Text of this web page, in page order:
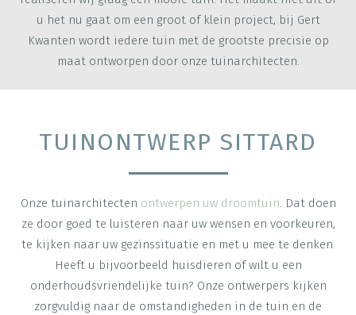
u het nu gaat om een groot of klein project, bij Gert
Kwanten wordt iedere tuin met de grootste precisie op
maat ontworpen door onze tuinarchitecten.
TUINONTWERP SITTARD
Onze tuinarchitecten ontwerpen uw droomtuin. Dat doen
ze door goed te luisteren naar uw wensen en voorkeuren,
te kijken naar uw gezinssituatie en met u mee te denken.
Heeft u bijvoorbeeld huisdieren of wilt u een
onderhoudsvriendelijke tuin? Onze ontwerpers kijken
zorgvuldig naar de omstandigheden in de tuin en de